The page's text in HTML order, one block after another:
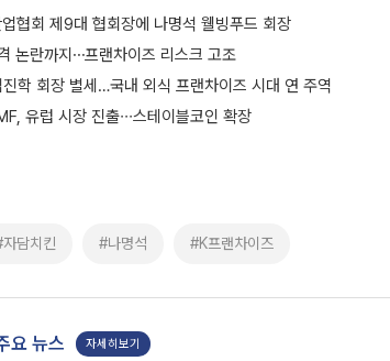
협회 제9대 협회장에 나명석 웰빙푸드 회장
논란까지⋯프랜차이즈 리스크 고조
진학 회장 별세…국내 외식 프랜차이즈 시대 연 주역
유럽 시장 진출∙∙∙스테이블코인 확장
담치킨 #나명석 #K프랜차이즈
요 뉴스 자세히보기